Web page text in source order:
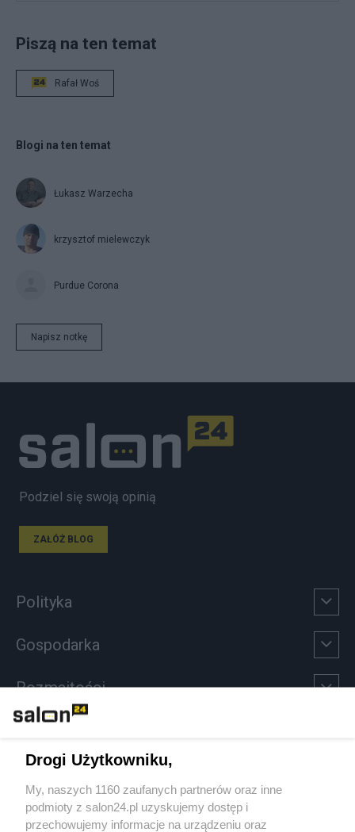
Piszą na ten temat
Rafał Woś
Blogi na ten temat
Łukasz Warzecha
krzysztof mielewczyk
Purdue Corona
Napisz notkę
Podziel się swoją opinią
ZAŁÓŻ BLOG
Polityka
Gospodarka
Rozmaitości
Sport
Społeczeństwo
Drogi Użytkowniku,
My, naszych 1160 zaufanych partnerów oraz inne
podmioty z salon24.pl uzyskujemy dostęp i
przechowujemy informacje na urządzeniu oraz